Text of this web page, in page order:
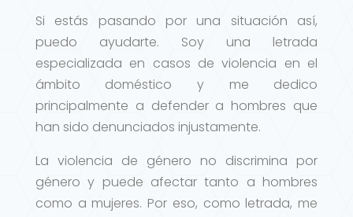
Si estás pasando por una situación así,
puedo ayudarte. Soy una letrada
especializada en casos de violencia en el
ámbito doméstico y me dedico
principalmente a defender a hombres que
han sido denunciados injustamente.
La violencia de género no discrimina por
género y puede afectar tanto a hombres
como a mujeres. Por eso, como letrada, me